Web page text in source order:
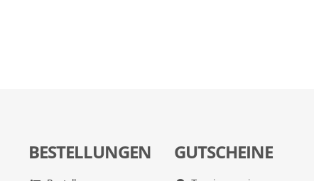
BESTELLUNGEN GUTSCHEINE